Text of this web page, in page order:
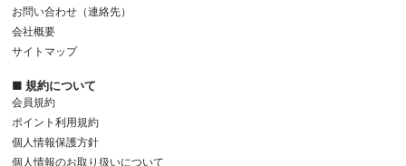
お問い合わせ（連絡先）
会社概要
サイトマップ
■ 規約について
会員規約
ポイント利用規約
個人情報保護方針
個人情報のお取り扱いについて